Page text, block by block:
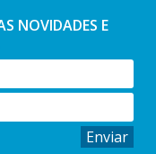
NOVIDADES E
Enviar